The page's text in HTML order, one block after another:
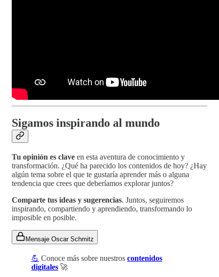
Sigamos inspirando al mundo
Tu opinión es clave en esta aventura de conocimiento y
transformación. ¿Qué ha parecido los contenidos de hoy? ¿Hay
algún tema sobre el que te gustaría aprender más o alguna
tendencia que crees que deberíamos explorar juntos?
Comparte tus ideas y sugerencias. Juntos, seguiremos
inspirando, compartiendo y aprendiendo, transformando lo
imposible en posible.
Mensaje Oscar Schmitz
💪 Conoce más sobre nuestros contenidos
digitales 🚀